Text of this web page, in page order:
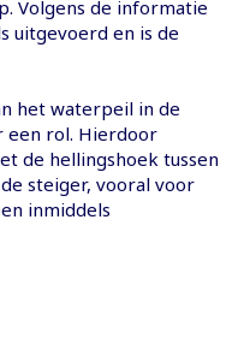
Volgens de informatie
uitgevoerd en is de
het waterpeil in de
een rol. Hierdoor
de hellingshoek tussen
steiger, vooral voor
inmiddels